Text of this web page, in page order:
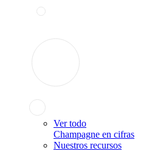
Ver todo
Champagne en cifras
Nuestros recursos